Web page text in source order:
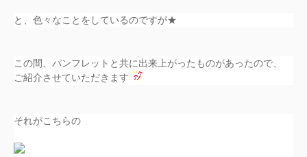
と、色々なことをしているのですが★
この間、パンフレットと共に出来上がったものがあったので、
ご紹介させていただきます
それがこちらの